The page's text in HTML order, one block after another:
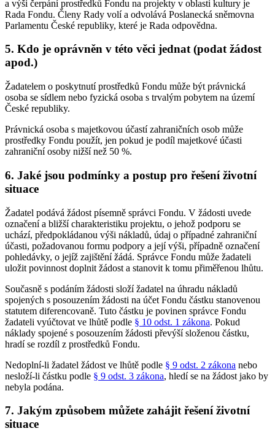
a výši čerpání prostředků Fondu na projekty v oblasti kultury je
Rada Fondu. Členy Rady volí a odvolává Poslanecká sněmovna
Parlamentu České republiky, které je Rada odpovědna.
5. Kdo je oprávněn v této věci jednat (podat žádost
apod.)
Žadatelem o poskytnutí prostředků Fondu může být právnická
osoba se sídlem nebo fyzická osoba s trvalým pobytem na území
České republiky.
Právnická osoba s majetkovou účastí zahraničních osob může
prostředky Fondu použít, jen pokud je podíl majetkové účasti
zahraniční osoby nižší než 50 %.
6. Jaké jsou podmínky a postup pro řešení životní
situace
Žadatel podává žádost písemně správci Fondu. V žádosti uvede
označení a bližší charakteristiku projektu, o jehož podporu se
uchází, předpokládanou výši nákladů, údaj o případné zahraniční
účasti, požadovanou formu podpory a její výši, případně označení
pohledávky, o jejíž zajištění žádá. Správce Fondu může žadateli
uložit povinnost doplnit žádost a stanovit k tomu přiměřenou lhůtu.
Současně s podáním žádosti složí žadatel na úhradu nákladů
spojených s posouzením žádosti na účet Fondu částku stanovenou
statutem diferencovaně. Tuto částku je povinen správce Fondu
žadateli vyúčtovat ve lhůtě podle § 10 odst. 1 zákona. Pokud
náklady spojené s posouzením žádosti převýší složenou částku,
hradí se rozdíl z prostředků Fondu.
Nedoplní-li žadatel žádost ve lhůtě podle § 9 odst. 2 zákona nebo
nesloží-li částku podle § 9 odst. 3 zákona, hledí se na žádost jako by
nebyla podána.
7. Jakým způsobem můžete zahájit řešení životní
situace